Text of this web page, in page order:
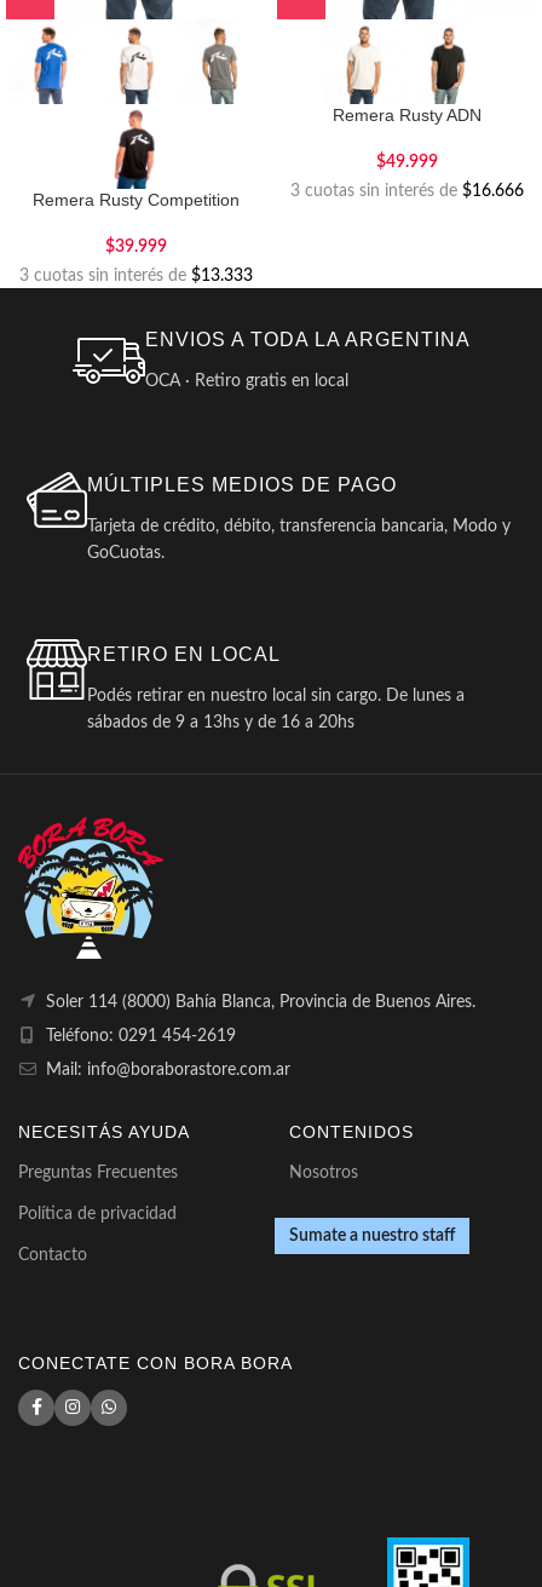
Remera Rusty Competition
$39.999
3 cuotas sin interés de $13.333
Remera Rusty ADN
$49.999
3 cuotas sin interés de $16.666
ENVIOS A TODA LA ARGENTINA
OCA · Retiro gratis en local
MÚLTIPLES MEDIOS DE PAGO
Tarjeta de crédito, débito, transferencia bancaria, Modo y
GoCuotas.
RETIRO EN LOCAL
Podés retirar en nuestro local sin cargo. De lunes a
sábados de 9 a 13hs y de 16 a 20hs
Soler 114 (8000) Bahía Blanca, Provincia de Buenos Aires.
Teléfono: 0291 454-2619
Mail: info@boraborastore.com.ar
NECESITÁS AYUDA
Preguntas Frecuentes
Política de privacidad
Contacto
CONTENIDOS
Nosotros
Sumate a nuestro staff
CONECTATE CON BORA BORA